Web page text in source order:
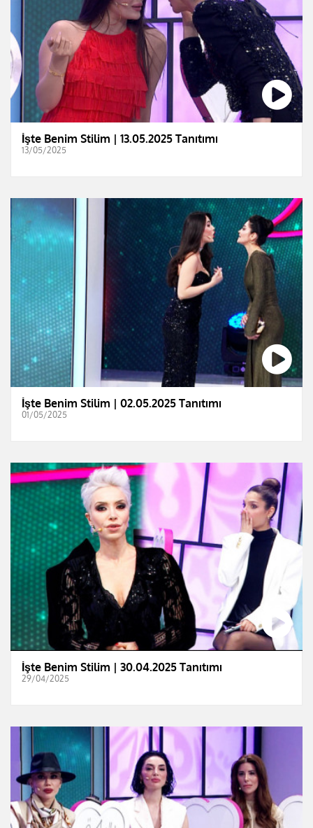
İşte Benim Stilim | 13.05.2025 Tanıtımı
13/05/2025
İşte Benim Stilim | 02.05.2025 Tanıtımı
01/05/2025
İşte Benim Stilim | 30.04.2025 Tanıtımı
29/04/2025